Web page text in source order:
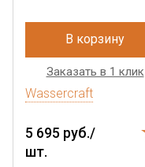
В корзину
Заказать в 1 клик
Wassercraft
5 695 руб./
шт.